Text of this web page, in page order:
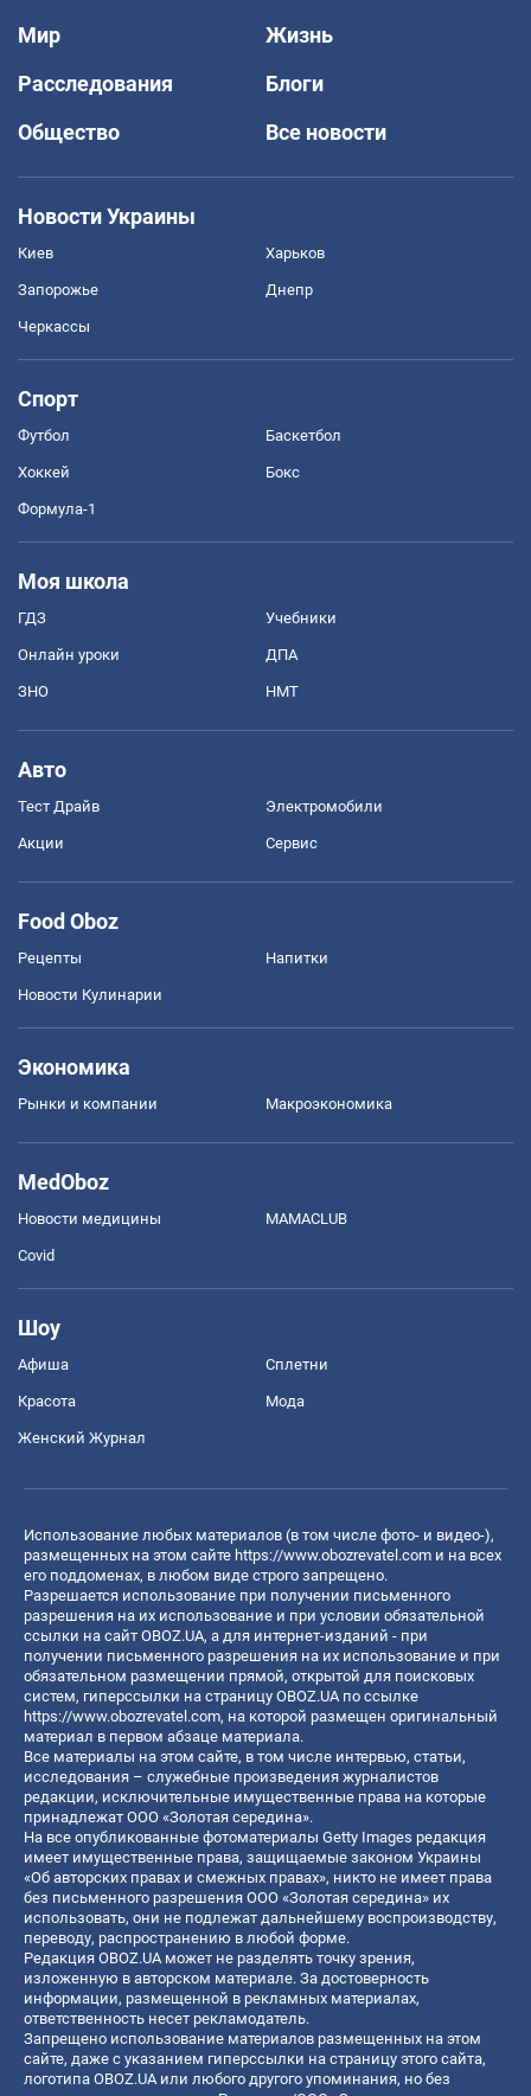
Мир
Жизнь
Расследования
Блоги
Общество
Все новости
Новости Украины
Киев Харьков
Запорожье Днепр
Черкассы
Спорт
Футбол Баскетбол
Хоккей Бокс
Формула-1
Моя школа
ГДЗ Учебники
Онлайн уроки ДПА
ЗНО НМТ
Авто
Тест Драйв Электромобили
Акции Сервис
Food Oboz
Рецепты Напитки
Новости Кулинарии
Экономика
Рынки и компании Mакроэкономика
MedOboz
Новости медицины MAMACLUB
Covid
Шоу
Афиша Сплетни
Красота Мода
Женский Журнал
Использование любых материалов (в том числе фото- и видео-),
размещенных на этом сайте https://www.obozrevatel.com и на всех
его поддоменах, в любом виде строго запрещено.
Разрешается использование при получении письменного
разрешения на их использование и при условии обязательной
ссылки на сайт OBOZ.UA, а для интернет-изданий - при
получении письменного разрешения на их использование и при
обязательном размещении прямой, открытой для поисковых
систем, гиперссылки на страницу OBOZ.UA по ссылке
https://www.obozrevatel.com, на которой размещен оригинальный
материал в первом абзаце материала.
Все материалы на этом сайте, в том числе интервью, статьи,
исследования – служебные произведения журналистов
редакции, исключительные имущественные права на которые
принадлежат ООО «Золотая середина».
На все опубликованные фотоматериалы Getty Images редакция
имеет имущественные права, защищаемые законом Украины
«Об авторских правах и смежных правах», никто не имеет права
без письменного разрешения ООО «Золотая середина» их
использовать, они не подлежат дальнейшему воспроизводству,
переводу, распространению в любой форме.
Редакция OBOZ.UA может не разделять точку зрения,
изложенную в авторском материале. За достоверность
информации, размещенной в рекламных материалах,
ответственность несет рекламодатель.
Запрещено использование материалов размещенных на этом
сайте, даже с указанием гиперссылки на страницу этого сайта,
логотипа OBOZ.UA или любого другого упоминания, но без